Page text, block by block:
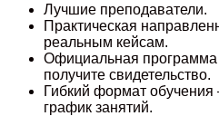
Лучшие преподаватели.
Практическая
реальным кейсам.
Официальная
получите свидетельство.
Гибкий формат
график занятий.